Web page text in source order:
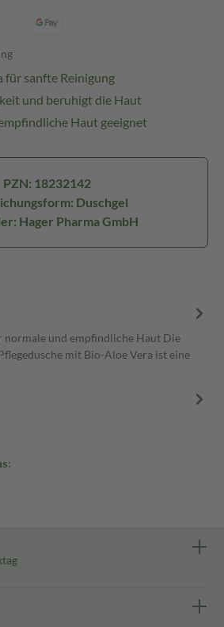
sanfte Reinigung
und beruhigt die Haut
Haut geeignet
PZN: 18232142
Duschgel
Hager Pharma GmbH
normale und empfindliche Haut Die
mit Bio-Aloe Vera ist eine